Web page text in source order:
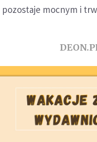
mocnym i